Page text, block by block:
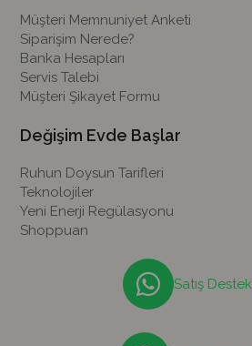
Müşteri Memnuniyet Anketi
Siparişim Nerede?
Banka Hesapları
Servis Talebi
Müşteri Şikayet Formu
Değişim Evde Başlar
Ruhun Doysun Tarifleri
Teknolojiler
Yeni Enerji Regülasyonu
Shoppuan
Satış